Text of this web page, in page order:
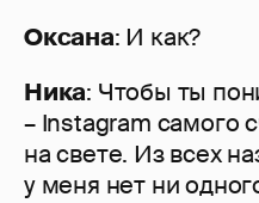
Оксана: И как?
Ника: Чтобы ты
– Instagram самого
на свете. Из всех
у меня нет ни